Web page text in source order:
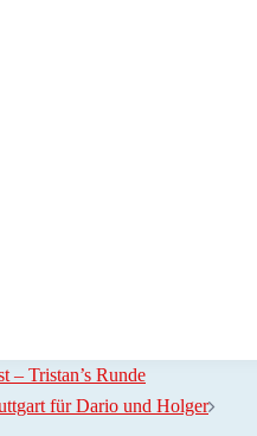
– Tristan’s Runde
für Dario und Holger